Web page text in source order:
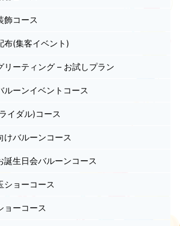
飾コース
布(集客イベント)
リーティング – お試しプラン
ルーンイベントコース
イダル)コース
けバルーンコース
誕生日会バルーンコース
ショーコース
ョーコース